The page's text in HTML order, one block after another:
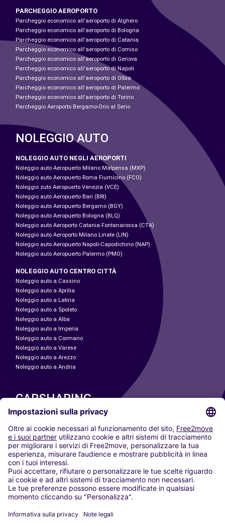
PARCHEGGIO AEROPORTO
Parcheggio economico all'aeroporto di Alghero
Parcheggio economico all'aeroporto di Bologna
Parcheggio economico all'aeroporto di Catania
Parcheggio economico all'aeroporto di Comiso
Parcheggio economico all'aeroporto di Genova
Parcheggio economico all'aeroporto di Napoli
Parcheggio economico all'aeroporto di Olbia
Parcheggio economico all'aeroporto di Palermo
Parcheggio economico all'aeroporto di Torino
Parcheggio Aeroporto Bergamo-Orio al Serio
NOLEGGIO AUTO
NOLEGGIO AUTO NEGLI AEROPORTI
Noleggio auto Aeropuerto Milano Malpensa (MXP)
Noleggio auto Aeropuerto Roma Fiumicino (FCO)
Noleggio zuto Aeropuerto Venezia (VCE)
Noleggio auto Aeropuerto Bari (BRI)
Noleggio auto Aeropuerto Bergamo (BGY)
Noleggio auto Aeropuerto Bologna (BLQ)
Noleggio auto Aeroporto Catania Fontanarossa (CTA)
Noleggio auto Aeroporto Milano Linate (LIN)
Noleggio auto Aeropuerto Napoli-Capodichino (NAP)
Noleggio auto Aeropuerto Palermo (PMO)
NOLEGGIO AUTO CENTRO CITTÀ
Noleggio auto a Cassino
Noleggio auto a Aprilia
Noleggio auto a Latina
Noleggio auto a Spoleto
Noleggio auto a Alba
Noleggio auto a Imperia
Noleggio auto a Cormano
Noleggio auto a Varese
Noleggio auto a Arezzo
Noleggio auto a Andria
CARSHARING
LE NOSTRE CITTÀ
Paris
Madrid
Washington DC
Milano
Roma
Torino
Vienna
Berlino
Düsseldorf